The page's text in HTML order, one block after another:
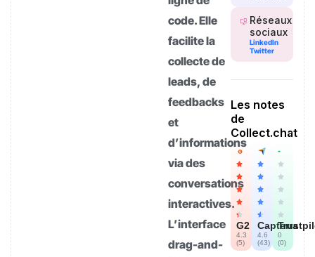
code. Elle
facilite la
collecte de
leads, de
feedbacks
et
d’informations
via des
conversations
interactives.
L’interface
drag-and-
Réseaux
sociaux
LinkedIn
Twitter
Les notes
de
Collect.chat
G2
4.3
(5)
Capterra
4.6
(43)
0
(0)